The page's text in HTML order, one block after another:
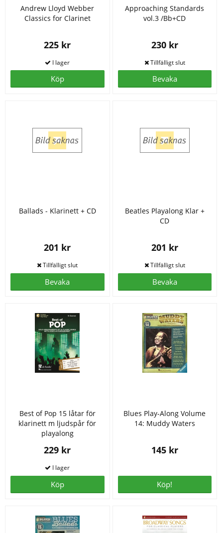
Andrew Lloyd Webber
Classics for Clarinet
225 kr
Köp
Approaching Standards
vol.3 /Bb+CD
230 kr
Bevaka
Ballads - Klarinett + CD
201 kr
Bevaka
Beatles Playalong Klar +
CD
201 kr
Bevaka
Best of Pop 15 låtar för
klarinett m ljudspår för
playalong
229 kr
Köp
Blues Play-Along Volume
14: Muddy Waters
145 kr
Köp!